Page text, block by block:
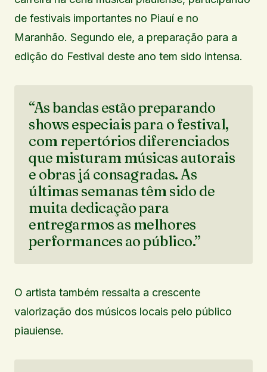
de festivais importantes no Piauí e no
Maranhão. Segundo ele, a preparação para a
edição do Festival deste ano tem sido intensa.
“As bandas estão preparando
shows especiais para o festival,
com repertórios diferenciados
que misturam músicas autorais
e obras já consagradas. As
últimas semanas têm sido de
muita dedicação para
entregarmos as melhores
performances ao público.”
O artista também ressalta a crescente
valorização dos músicos locais pelo público
piauiense.